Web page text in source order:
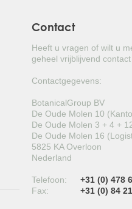
Contact
Heeft u vragen of wilt u
geheel vrijblijvend
Contactgegevens:
BotanicalGroup BV
De Oude Molen 10
De Oude Molen 3 + 4 +
De Oude Molen 16
5825 KA Overloon
Nederland
Telefoon:
+31 (0) 478
Fax:
+31 (0) 84